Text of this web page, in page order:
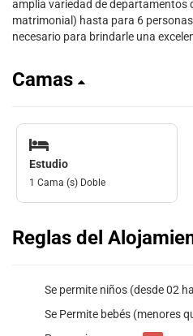
amplia variedad de departamentos
matrimonial) hasta para 6
necesario para brindarle una
Camas
Estudio
1 Cama (s) Doble
Reglas del
Se permite niños (desde 02
Se Permite bebés (menores